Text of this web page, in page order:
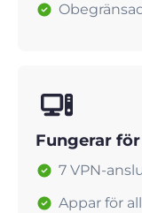
Fungerar
7 VPN-
Appar för